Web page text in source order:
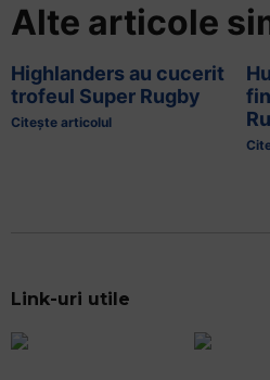
Alte articole
Highlanders au cucerit
trofeul Super Rugby
Citește articolul
Link-uri utile